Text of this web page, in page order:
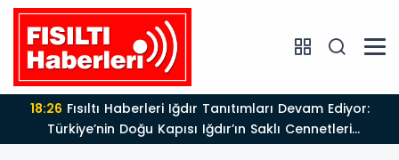
18:26
Türkiye’nin Doğu Kapısı Iğdır’ın Saklı Cennetleri
Keşfedilmeyi Bekliyor